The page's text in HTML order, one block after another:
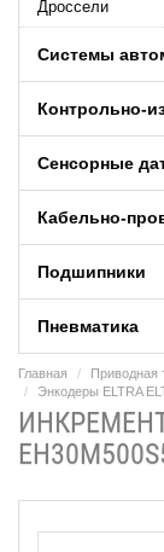
Дроссели
Системы
Контрольно-
Сенсорные
Кабельно-
Подшипники
Пневматика
Главная Приводная
Энкодеры ELTRA